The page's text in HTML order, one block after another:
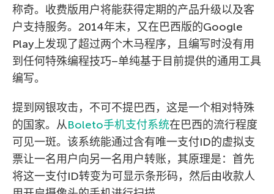
称奇。收费版用户将能获得定期的产品升级以及客
户支持服务。2014年末，又在巴西版的Google
Play上发现了超过两个木马程序，且编写时没有用
到任何特殊编程技巧–单纯基于目前提供的通用工具
编写。
提到网银攻击，不可不提巴西，这是一个相对特殊
的国家。从Boleto手机支付系统在巴西的流行程度
可见一斑。该系统能通过含有唯一支付ID的虚拟支
票让一名用户向另一名用户转账，其原理是：首先
将这一支付ID转变为可显示条形码，然后由收款人